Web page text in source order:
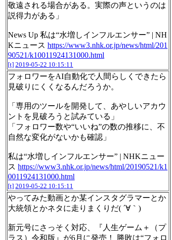
敬遠される場合がある。実際の声というのは
説得力がある」
News Up 私は“水増しインフルエンサー” | NH
Kニュース https://www3.nhk.or.jp/news/html/201
90521/k10011924131000.html
[t] 2019-05-22 10:15:11
フォロワーをAI自動化で人間らしくできたら
見破りにくくなるんだろうか。
「専用のツールを開発して、あやしいアカウ
ントを見破ろうと試みている」
「フォロワー数や“いいね”の数の推移に、不
自然な変化がないかも確認」
私は“水増しインフルエンサー” | NHKニュー
ス https://www3.nhk.or.jp/news/html/20190521/k1
0011924131000.html
[t] 2019-05-22 10:15:11
やってみた動画とか某インスタグラマーとか
大統領とかネタに走りまくりだ( ´∀｀)
新元号にさっそく対応、『人生ゲーム＋（プ
ラス）令和版』が6月に発売！ 勝敗は“フォロ